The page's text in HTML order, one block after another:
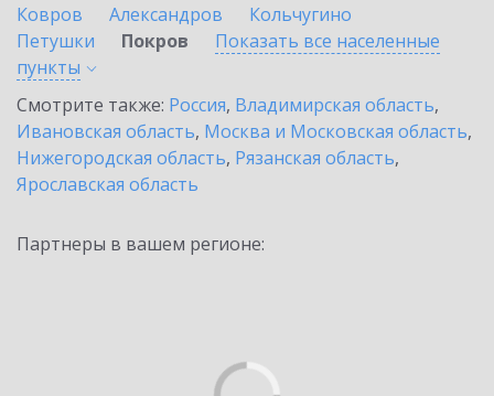
Ковров
Александров
Кольчугино
Петушки
Покров
Показать все населенные
пункты
Смотрите также: Россия, Владимирская область,
Ивановская область, Москва и Московская область,
Нижегородская область, Рязанская область,
Ярославская область
Партнеры в вашем регионе: